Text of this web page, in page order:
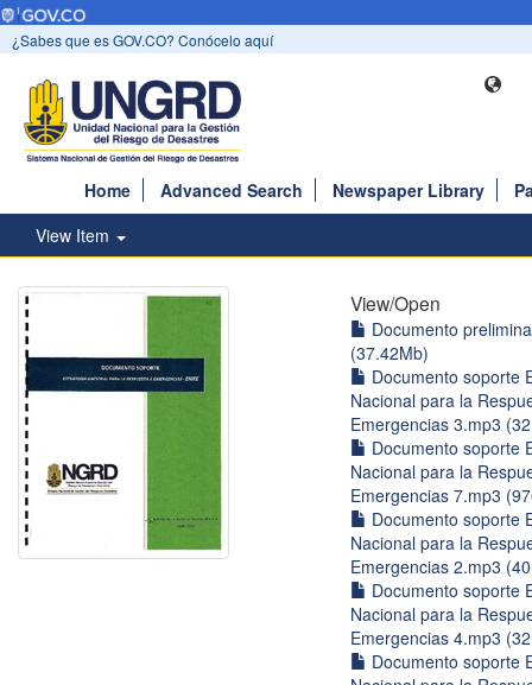
¿Sabes que es GOV.CO? Conócelo aquí
Home Advanced Search Newspaper Library
View Item
View/Open
Documento
(37.42Mb)
Documento soporte
Nacional para la
Emergencias 3.mp3
Documento soporte
Nacional para la
Emergencias 7.mp3
Documento soporte
Nacional para la
Emergencias 2.mp3
Documento soporte
Nacional para la
Emergencias 4.mp3
Documento soporte